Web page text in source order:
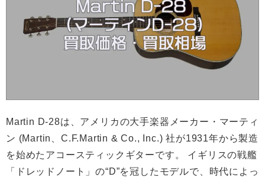
Martin D-28は、アメリカの大手楽器メーカー・マーティ
ン (Martin、C.F.Martin & Co., Inc.) 社が1931年から製造
を始めたアコースティックギターです。 イギリスの戦艦
「ドレッドノート」の“D”を冠したモデルで、時代によっ